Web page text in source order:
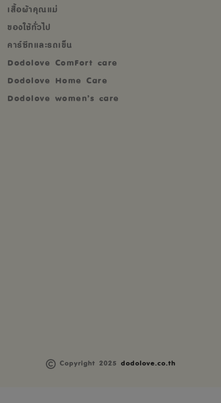
เสื้อผ้าคุณแม่
ของใช้ทั่วไป
คาร์ซีทและรถเข็น
Dodolove ComFort care
Dodolove Home Care
Dodolove women’s care
Copyright 2025 dodolove.co.th